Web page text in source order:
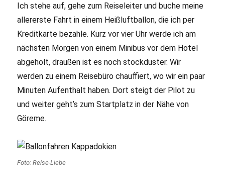
Ich stehe auf, gehe zum Reiseleiter und buche meine
allererste Fahrt in einem Heißluftballon, die ich per
Kreditkarte bezahle. Kurz vor vier Uhr werde ich am
nächsten Morgen von einem Minibus vor dem Hotel
abgeholt, draußen ist es noch stockduster. Wir
werden zu einem Reisebüro chauffiert, wo wir ein paar
Minuten Aufenthalt haben. Dort steigt der Pilot zu
und weiter geht’s zum Startplatz in der Nähe von
Göreme.
Foto: Reise-Liebe